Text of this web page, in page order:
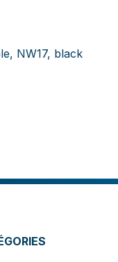
NW17, black